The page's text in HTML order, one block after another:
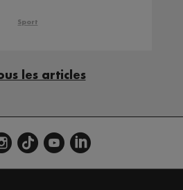
fois dans la
Sport
les articles